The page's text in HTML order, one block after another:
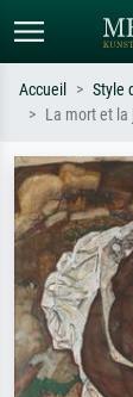
Recherchez par
ex.
Accueil Style
La mort et la